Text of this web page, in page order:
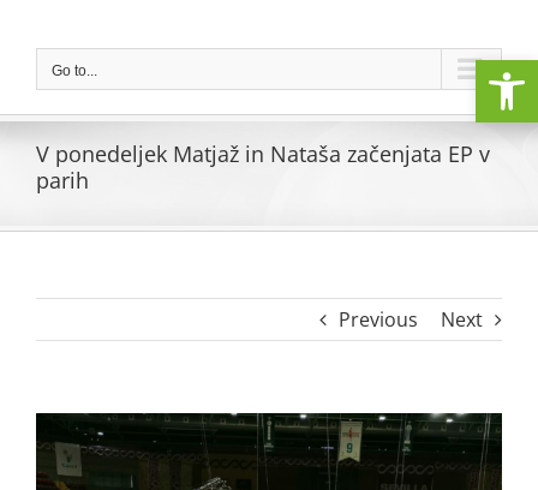
contentGo to...
V ponedeljek Matjaž in Nataša začenjata EP v
parih
Previous Next
View
Larger
Image